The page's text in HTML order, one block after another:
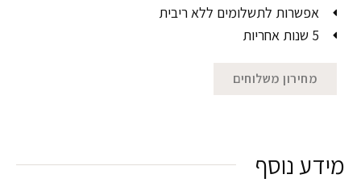
אפשרות לתשלומים ללא ריבית
5 שנות אחריות
מחירון משלוחים
מידע נוסף